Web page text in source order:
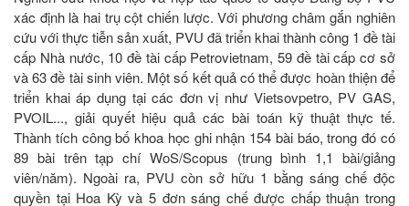
xác định là hai trụ cột chiến lược. Với phương châm gắn nghiên
cứu với thực tiễn sản xuất, PVU đã triển khai thành công 1 đề tài
cấp Nhà nước, 10 đề tài cấp Petrovietnam, 59 đề tài cấp cơ sở
và 63 đề tài sinh viên. Một số kết quả có thể được hoàn thiện để
triển khai áp dụng tại các đơn vị như Vietsovpetro, PV GAS,
PVOIL..., giải quyết hiệu quả các bài toán kỹ thuật thực tế.
Thành tích công bố khoa học ghi nhận 154 bài báo, trong đó có
89 bài trên tạp chí WoS/Scopus (trung bình 1,1 bài/giảng
viên/năm). Ngoài ra, PVU còn sở hữu 1 bằng sáng chế độc
quyền tại Hoa Kỳ và 5 đơn sáng chế được chấp thuận trong